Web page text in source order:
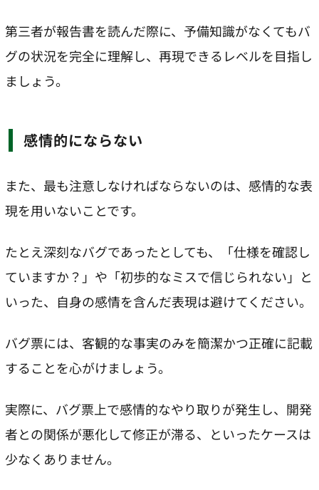
第三者が報告書を読んだ際に、予備知識がなくてもバ
グの状況を完全に理解し、再現できるレベルを目指し
ましょう。
感情的にならない
また、最も注意しなければならないのは、感情的な表
現を用いないことです。
たとえ深刻なバグであったとしても、「仕様を確認し
ていますか？」や「初歩的なミスで信じられない」と
いった、自身の感情を含んだ表現は避けてください。
バグ票には、客観的な事実のみを簡潔かつ正確に記載
することを心がけましょう。
実際に、バグ票上で感情的なやり取りが発生し、開発
者との関係が悪化して修正が滞る、といったケースは
少なくありません。